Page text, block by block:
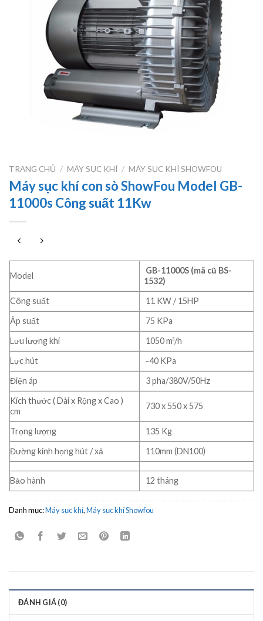
TRANG CHỦ / MÁY SỤC KHÍ / MÁY SỤC KHÍ SHOWFOU
Máy sục khí con sò ShowFou Model GB-
11000s Công suất 11Kw
Model
GB-11000S (mã cũ BS-
1532)
Công suất
11 KW / 15HP
Áp suất
75 KPa
Lưu lượng khí
1050 m³/h
Lực hút
-40 KPa
Điện áp
3 pha/380V/50Hz
Kích thước ( Dài x Rộng x Cao )
cm
730 x 550 x 575
Trọng lượng
135 Kg
Đường kính họng hút / xả
110mm (DN100)
Bảo hành 12 tháng
Danh mục:Máy sục khí,Máy sục khí Showfou
ĐÁNH GIÁ (0)